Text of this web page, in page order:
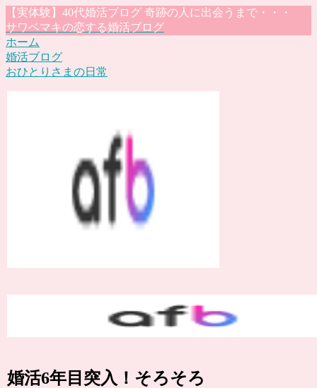
【実体験】40代婚活ブログ 奇跡の人に出会うまで・・・
サワベマキの恋する婚活ブログ
ホーム
婚活ブログ
おひとりさまの日常
婚活6年目突入！そろそろ